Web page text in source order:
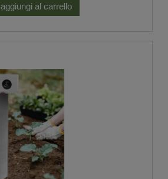
aggiungi al carrello